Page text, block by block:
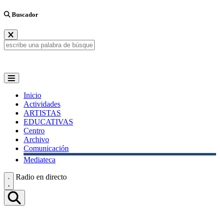
Buscador
Inicio
Actividades
ARTISTAS
EDUCATIVAS
Centro
Archivo
Comunicación
Mediateca
Radio en directo